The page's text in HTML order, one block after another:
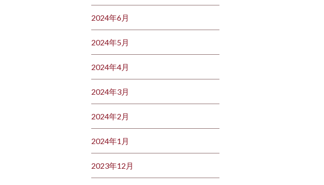
2024年6月
2024年5月
2024年4月
2024年3月
2024年2月
2024年1月
2023年12月